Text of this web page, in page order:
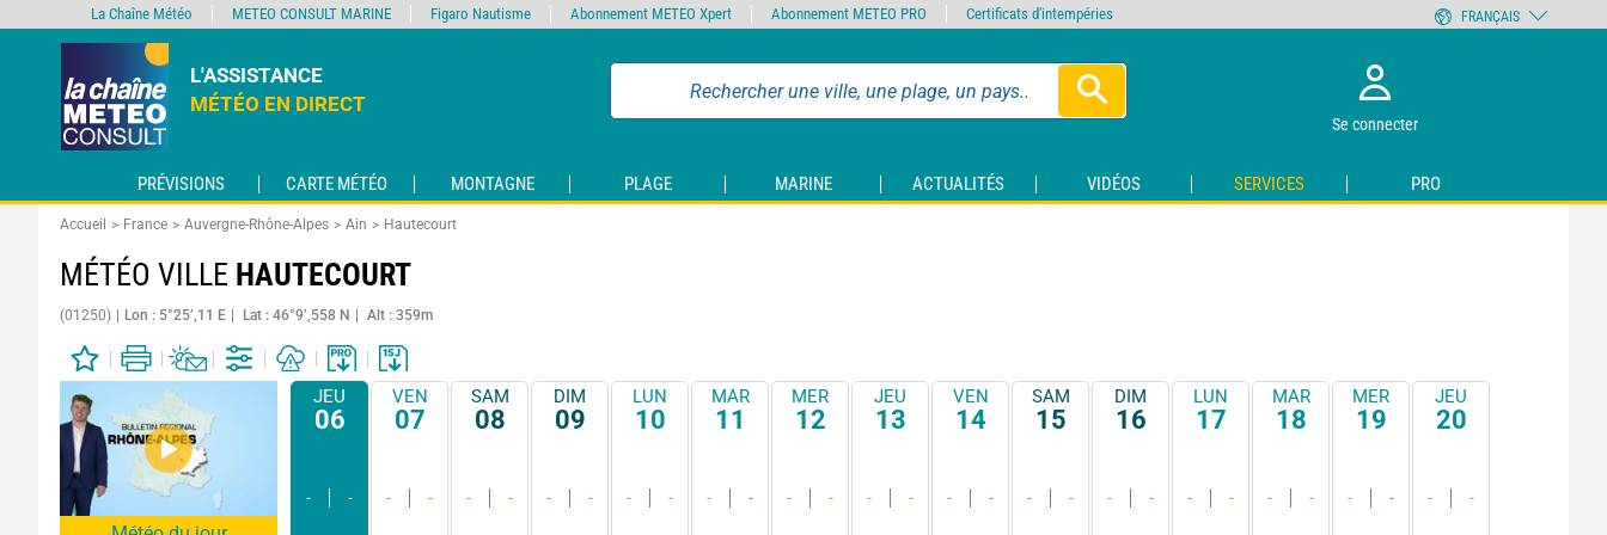
L'ASSISTANCE
MÉTÉO EN DIRECT
Se connecter
PRÉVISIONS CARTE MÉTÉO MONTAGNE PLAGE MARINE ACTUALITÉS VIDÉOS SERVICES PRO
Accueil France Auvergne-Rhône-Alpes Ain Hautecourt
MÉTÉO VILLE HAUTECOURT
(01250) Lon : 5°25’,11 E Lat : 46°9’,558 N Alt : 359m
JEU
06
- -
VEN
07
- -
SAM
08
- -
DIM
09
- -
LUN
10
- -
MAR
11
- -
MER
12
- -
JEU
13
- -
VEN
14
- -
SAM
15
- -
DIM
16
- -
LUN
17
- -
MAR
18
- -
MER
19
- -
JEU
20
- -
La Chaîne Météo METEO CONSULT MARINE Figaro Nautisme Abonnement METEO Xpert Abonnement METEO PRO Certificats d'intempéries FRANÇAIS